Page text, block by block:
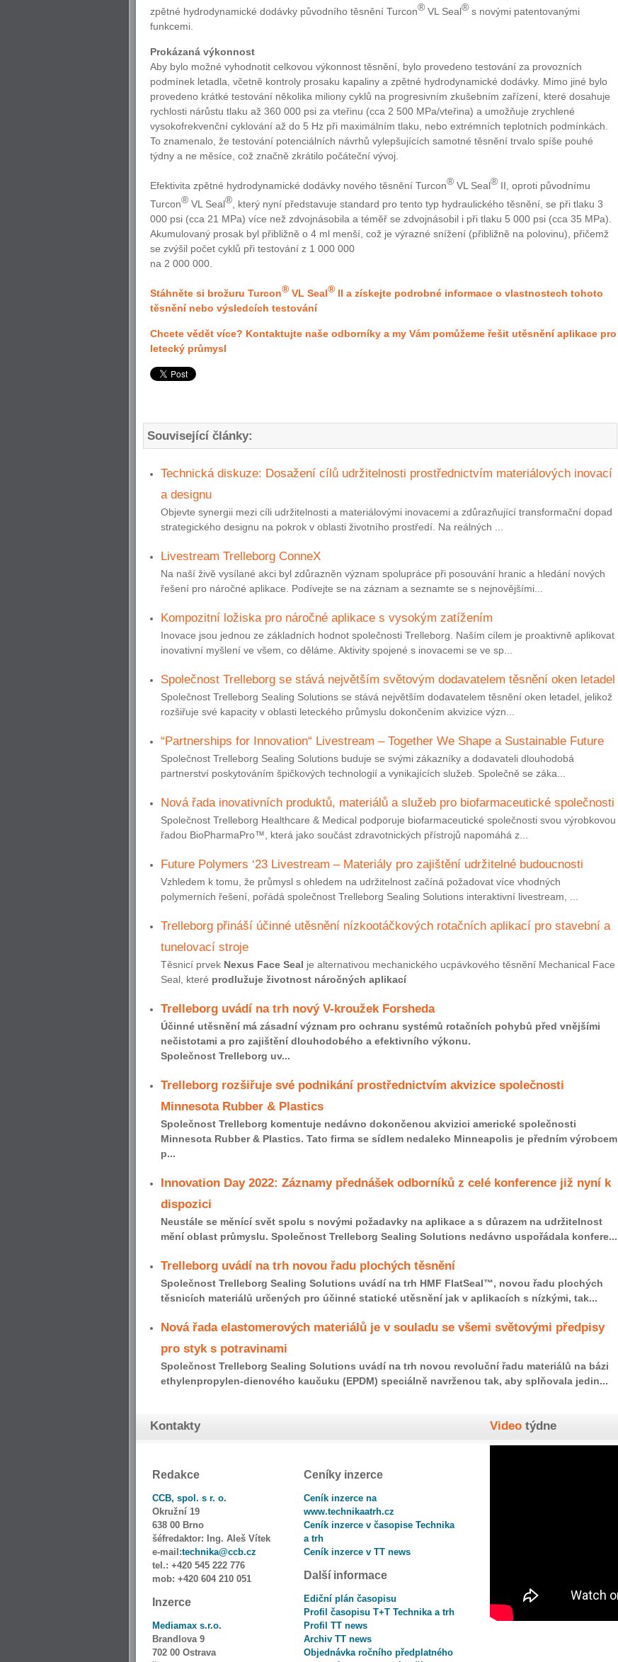
zpětné hydrodynamické dodávky původního těsnění Turcon® VL Seal® s novými patentovanými
funkcemi.
Prokázaná výkonnost
Aby bylo možné vyhodnotit celkovou výkonnost těsnění, bylo provedeno testování za provozních
podmínek letadla, včetně kontroly prosaku kapaliny a zpětné hydrodynamické dodávky. Mimo jiné bylo
provedeno krátké testování několika miliony cyklů na progresivním zkušebním zařízení, které dosahuje
rychlosti nárůstu tlaku až 360 000 psi za vteřinu (cca 2 500 MPa/vteřina) a umožňuje zrychlené
vysokofrekvenční cyklování až do 5 Hz při maximálním tlaku, nebo extrémních teplotních podmínkách.
To znamenalo, že testování potenciálních návrhů vylepšujících samotné těsnění trvalo spíše pouhé
týdny a ne měsíce, což značně zkrátilo počáteční vývoj.
Efektivita zpětné hydrodynamické dodávky nového těsnění Turcon® VL Seal® II, oproti původnímu
Turcon® VL Seal® , který nyní představuje standard pro tento typ hydraulického těsnění, se při tlaku 3
000 psi (cca 21 MPa) více než zdvojnásobila a téměř se zdvojnásobil i při tlaku 5 000 psi (cca 35 MPa).
Akumulovaný prosak byl přibližně o 4 ml menší, což je výrazné snížení (přibližně na polovinu), přičemž
se zvýšil počet cyklů při testování z 1 000 000
na 2 000 000.
Stáhněte si brožuru Turcon® VL Seal® II a získejte podrobné informace o vlastnostech tohoto
těsnění nebo výsledcích testování
Chcete vědět více? Kontaktujte naše odborníky a my Vám pomůžeme řešit utěsnění aplikace pro
letecký průmysl
Související články:
Technická diskuze: Dosažení cílů udržitelnosti prostřednictvím materiálových inovací
a designu
Objevte synergii mezi cíli udržitelnosti a materiálovými inovacemi a zdůrazňující transformační dopad
strategického designu na pokrok v oblasti životního prostředí. Na reálných ...
Livestream Trelleborg ConneX
Na naší živě vysílané akci byl zdůrazněn význam spolupráce při posouvání hranic a hledání nových
řešení pro náročné aplikace. Podívejte se na záznam a seznamte se s nejnovějšími...
Kompozitní ložiska pro náročné aplikace s vysokým zatížením
Inovace jsou jednou ze základních hodnot společnosti Trelleborg. Naším cílem je proaktivně aplikovat
inovativní myšlení ve všem, co děláme. Aktivity spojené s inovacemi se ve sp...
Společnost Trelleborg se stává největším světovým dodavatelem těsnění oken letadel
Společnost Trelleborg Sealing Solutions se stává největším dodavatelem těsnění oken letadel, jelikož
rozšiřuje své kapacity v oblasti leteckého průmyslu dokončením akvizice význ...
“Partnerships for Innovation“ Livestream – Together We Shape a Sustainable Future
Společnost Trelleborg Sealing Solutions buduje se svými zákazníky a dodavateli dlouhodobá
partnerství poskytováním špičkových technologií a vynikajících služeb. Společně se záka...
Nová řada inovativních produktů, materiálů a služeb pro biofarmaceutické společnosti
Společnost Trelleborg Healthcare & Medical podporuje biofarmaceutické společnosti svou výrobkovou
řadou BioPharmaPro™, která jako součást zdravotnických přístrojů napomáhá z...
Future Polymers ‘23 Livestream – Materiály pro zajištění udržitelné budoucnosti
Vzhledem k tomu, že průmysl s ohledem na udržitelnost začíná požadovat více vhodných
polymerních řešení, pořádá společnost Trelleborg Sealing Solutions interaktivní livestream, ...
Trelleborg přináší účinné utěsnění nízkootáčkových rotačních aplikací pro stavební a
tunelovací stroje
Těsnicí prvek Nexus Face Seal je alternativou mechanického ucpávkového těsnění Mechanical Face
Seal, které prodlužuje životnost náročných aplikací
Trelleborg uvádí na trh nový V-kroužek Forsheda
Účinné utěsnění má zásadní význam pro ochranu systémů rotačních pohybů před vnějšími
nečistotami a pro zajištění dlouhodobého a efektivního výkonu.
Společnost Trelleborg uv...
Trelleborg rozšiřuje své podnikání prostřednictvím akvizice společnosti
Minnesota Rubber & Plastics
Společnost Trelleborg komentuje nedávno dokončenou akvizici americké společnosti
Minnesota Rubber & Plastics. Tato firma se sídlem nedaleko Minneapolis je předním výrobcem
p...
Innovation Day 2022: Záznamy přednášek odborníků z celé konference již nyní k
dispozici
Neustále se měnící svět spolu s novými požadavky na aplikace a s důrazem na udržitelnost
mění oblast průmyslu. Společnost Trelleborg Sealing Solutions nedávno uspořádala konfere...
Trelleborg uvádí na trh novou řadu plochých těsnění
Společnost Trelleborg Sealing Solutions uvádí na trh HMF FlatSeal™, novou řadu plochých
těsnicích materiálů určených pro účinné statické utěsnění jak v aplikacích s nízkými, tak...
Nová řada elastomerových materiálů je v souladu se všemi světovými předpisy
pro styk s potravinami
Společnost Trelleborg Sealing Solutions uvádí na trh novou revoluční řadu materiálů na bázi
ethylenpropylen-dienového kaučuku (EPDM) speciálně navrženou tak, aby splňovala jedin...
Kontakty
Redakce
CCB, spol. s r. o.
Okružní 19
638 00 Brno
šéfredaktor: Ing. Aleš Vítek
e-mail:technika@ccb.cz
tel.: +420 545 222 776
mob: +420 604 210 051
Inzerce
Mediamax s.r.o.
Brandlova 9
702 00 Ostrava
Ceníky inzerce
Ceník inzerce na
www.technikaatrh.cz
Ceník inzerce v časopise Technika
a trh
Ceník inzerce v TT news
Další informace
Ediční plán časopisu
Profil časopisu T+T Technika a trh
Profil TT news
Archiv TT news
Objednávka ročního předplatného
Video týdne